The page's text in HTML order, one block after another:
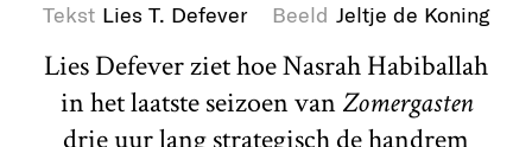
Tekst Lies T. Defever Beeld Jeltje de Koning
Lies Defever ziet hoe Nasrah Habiballah
in het laatste seizoen vanZomergasten